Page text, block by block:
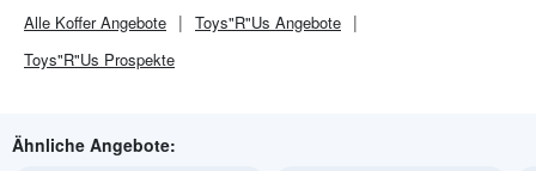
Alle KofferAngebote Toys"R"Us Angebote
Toys"R"Us Prospekte
Ähnliche Angebote: